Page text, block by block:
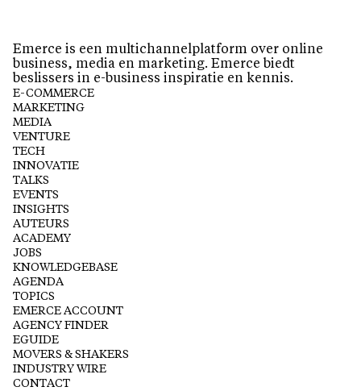
Emerce is een multichannelplatform over online
business, media en marketing. Emerce biedt
beslissers in e-business inspiratie en kennis.
E-COMMERCE
MARKETING
MEDIA
VENTURE
TECH
INNOVATIE
TALKS
EVENTS
INSIGHTS
AUTEURS
ACADEMY
JOBS
KNOWLEDGEBASE
AGENDA
TOPICS
EMERCE ACCOUNT
AGENCY FINDER
EGUIDE
MOVERS & SHAKERS
INDUSTRY WIRE
CONTACT